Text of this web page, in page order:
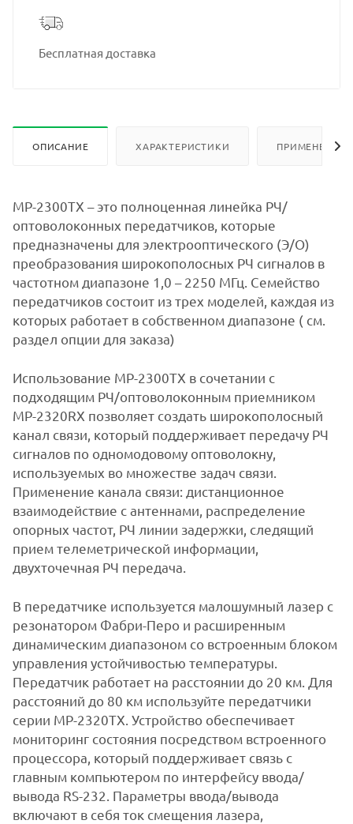
Бесплатная доставка
ОПИСАНИЕ ХАРАКТЕРИСТИКИ ПРИМЕНЕНИЕ
MP-2300TX – это полноценная линейка РЧ/
оптоволоконных передатчиков, которые
предназначены для электрооптического (Э/О)
преобразования широкополосных РЧ сигналов в
частотном диапазоне 1,0 – 2250 МГц. Семейство
передатчиков состоит из трех моделей, каждая из
которых работает в собственном диапазоне ( см.
раздел опции для заказа)
Использование MP-2300TX в сочетании с
подходящим РЧ/оптоволоконным приемником
MP-2320RX позволяет создать широкополосный
канал связи, который поддерживает передачу РЧ
сигналов по одномодовому оптоволокну,
используемых во множестве задач связи.
Применение канала связи: дистанционное
взаимодействие с антеннами, распределение
опорных частот, РЧ линии задержки, следящий
прием телеметрической информации,
двухточечная РЧ передача.
В передатчике используется малошумный лазер с
резонатором Фабри-Перо и расширенным
динамическим диапазоном со встроенным блоком
управления устойчивостью температуры.
Передатчик работает на расстоянии до 20 км. Для
расстояний до 80 км используйте передатчики
серии MP-2320TX. Устройство обеспечивает
мониторинг состояния посредством встроенного
процессора, который поддерживает связь с
главным компьютером по интерфейсу ввода/
вывода RS-232. Параметры ввода/вывода
включают в себя ток смещения лазера,